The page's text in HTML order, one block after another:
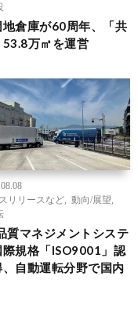
地倉庫が60周年、「共
53.8万㎡を運営
リリースなど
動向/展望
質マネジメントシステ
際規格「ISO9001」認
自動運転分野で国内